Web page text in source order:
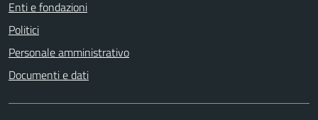
Enti e fondazioni
Politici
Personale amministrativo
Documenti e dati